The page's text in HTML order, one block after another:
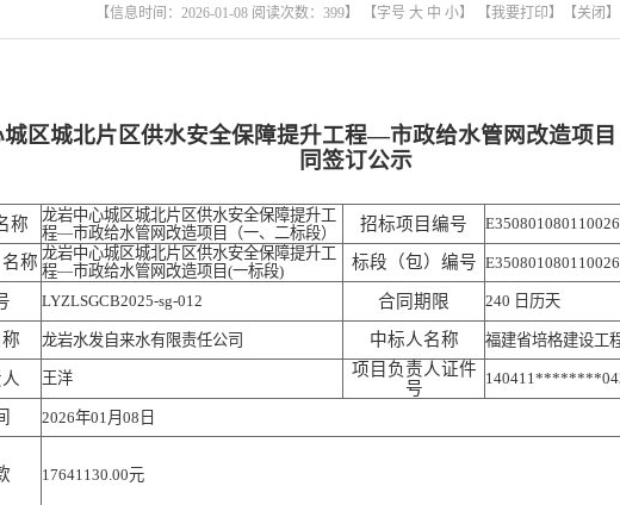
【信息时间：2026-01-08 阅读次数： 399】 【字号 大 中 小】 【我要打印】 【关闭】
城区城北片区供水安全保障提升工程—市政给水管网改造项
同签订公示
称
龙岩中心城区城北片区供水安全保障提升工
程—市政给水管网改造项目（一、二标段）
招标项目编号
称 龙岩中心城区城北片区供水安全保障提升工
程—市政给水管网改造项目(一标段)
标段（包）编号
LYZLSGCB2025-sg-012 合同期限 240 日历天
龙岩水发自来水有限责任公司 中标人名称 福建省培格建设工
王洋
项目负责人证件
号
2026年01月08日
17641130.00元